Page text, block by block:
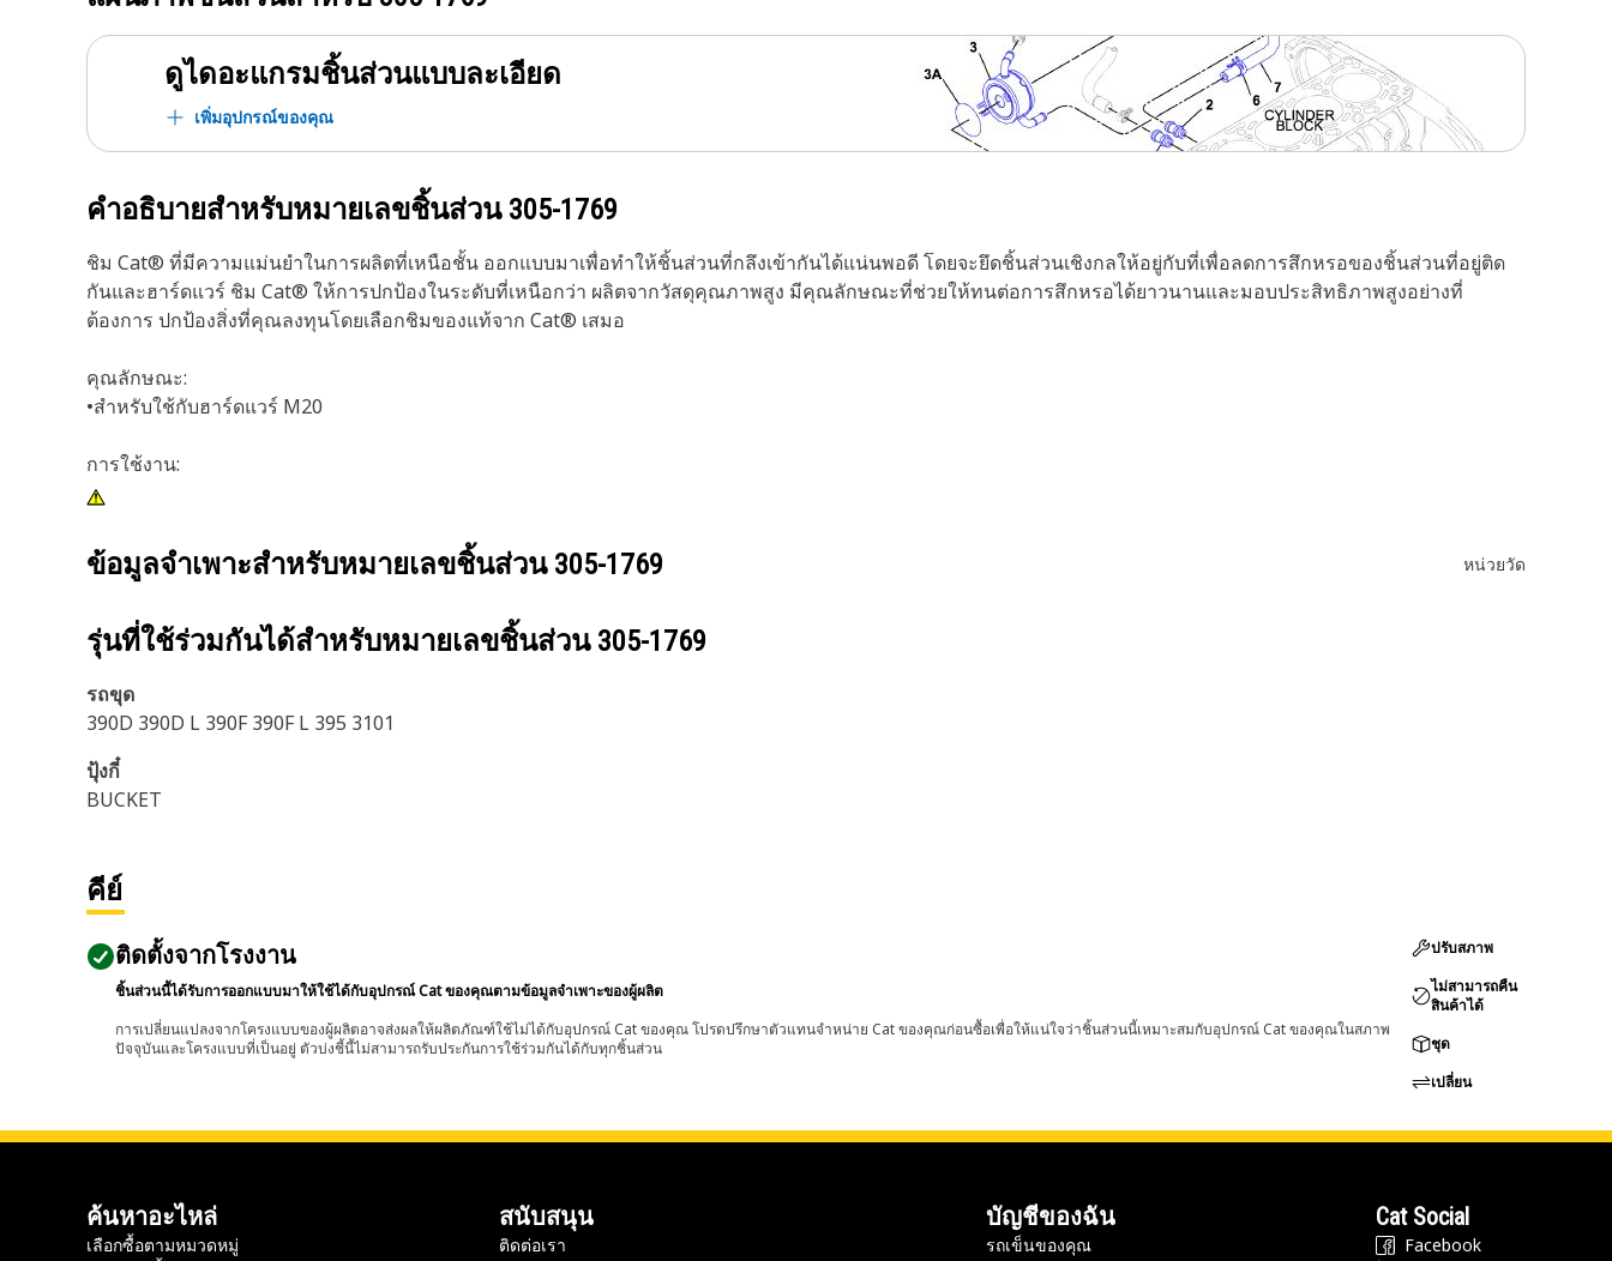
ดูไดอะแกรมชิ้นส่วนแบบละเอียด
เพิ่มอุปกรณ์ของคุณ
คำอธิบายสำหรับหมายเลขชิ้นส่วน 305-1769
ชิม Cat® ที่มีความแม่นยำในการผลิตที่เหนือชั้น ออกแบบมาเพื่อทำให้ชิ้นส่วนที่กลึงเข้ากันได้แน่นพอดี โดยจะยึดชิ้นส่วนเชิงกลให้อยู่กับที่เพื่อลดการสึกหรอของชิ้นส่วนที่อยู่ติด
กันและฮาร์ดแวร์ ชิม Cat® ให้การปกป้องในระดับที่เหนือกว่า ผลิตจากวัสดุคุณภาพสูง มีคุณลักษณะที่ช่วยให้ทนต่อการสึกหรอได้ยาวนานและมอบประสิทธิภาพสูงอย่างที่
ต้องการ ปกป้องสิ่งที่คุณลงทุนโดยเลือกชิมของแท้จาก Cat® เสมอ
คุณลักษณะ:
•สำหรับใช้กับฮาร์ดแวร์ M20
การใช้งาน:
ข้อมูลจำเพาะสำหรับหมายเลขชิ้นส่วน 305-1769 หน่วยวัด
รุ่นที่ใช้ร่วมกันได้สำหรับหมายเลขชิ้นส่วน 305-1769
รถขุด
390D 390D L 390F 390F L 395 3101
ปุ้งกี๋
BUCKET
คีย์
ติดตั้งจากโรงงาน
ชิ้นส่วนนี้ได้รับการออกแบบมาให้ใช้ได้กับอุปกรณ์ Cat ของคุณตามข้อมูลจำเพาะของผู้ผลิต
การเปลี่ยนแปลงจากโครงแบบของผู้ผลิตอาจส่งผลให้ผลิตภัณฑ์ใช้ไม่ได้กับอุปกรณ์ Cat ของคุณ โปรดปรึกษาตัวแทนจำหน่าย Cat ของคุณก่อนซื้อเพื่อให้แน่ใจว่าชิ้นส่วนนี้เหมาะสมกับอุปกรณ์ Cat ของคุณในสภาพ
ปัจจุบันและโครงแบบที่เป็นอยู่ ตัวบ่งชี้นี้ไม่สามารถรับประกันการใช้ร่วมกันได้กับทุกชิ้นส่วน
ปรับสภาพ
ไม่สามารถคืน
สินค้าได้
ชุด
เปลี่ยน
ค้นหาอะไหล่
เลือกซื้อตามหมวดหมู่
สนับสนุน
ติดต่อเรา
บัญชีของฉัน
รถเข็นของคุณ
Cat Social
Facebook